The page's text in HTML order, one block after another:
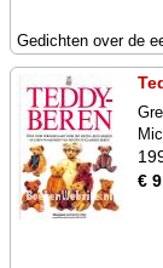
Gedichten over de
€